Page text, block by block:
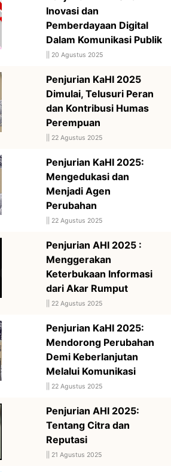
Inovasi dan
Pemberdayaan Digital
Dalam Komunikasi Publik
20 Agustus 2025
Penjurian KaHI 2025
Dimulai, Telusuri Peran
dan Kontribusi Humas
Perempuan
22 Agustus 2025
Penjurian KaHI 2025:
Mengedukasi dan
Menjadi Agen
Perubahan
22 Agustus 2025
Penjurian AHI 2025 :
Menggerakan
Keterbukaan Informasi
dari Akar Rumput
22 Agustus 2025
Penjurian KaHI 2025:
Mendorong Perubahan
Demi Keberlanjutan
Melalui Komunikasi
22 Agustus 2025
Penjurian AHI 2025:
Tentang Citra dan
Reputasi
21 Agustus 2025